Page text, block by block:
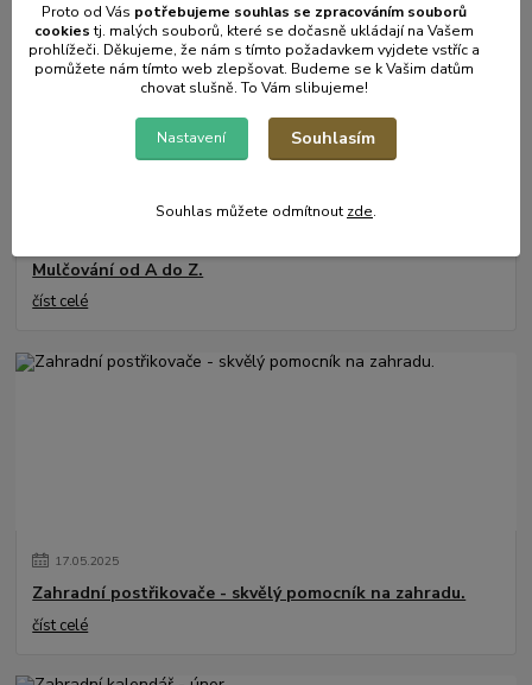
Mulčování od A do Z.
číst celé
17.05.2025
Zahradní postřikovače - skvělý pomocník na zahradu.
číst celé
Proto od Vás potřebujeme souhlas se zpracováním souborů
cookiestj. malých souborů, které se dočasně ukládají na Vašem
prohlížeči. Děkujeme, že nám s tímto požadavkem vyjdete vstříc a
pomůžete nám tímto web zlepšovat. Budeme se k Vašim datům
chovat slušně. To Vám slibujeme!
Nastavení Souhlasím
Souhlas můžete odmítnout zde.